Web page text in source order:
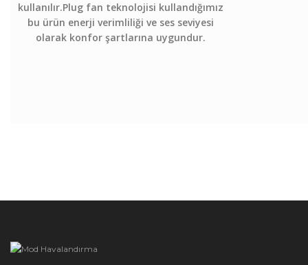
kullanılır.Plug fan teknolojisi kullandığımız
bu ürün enerji verimliliği ve ses seviyesi
olarak konfor şartlarına uygundur.